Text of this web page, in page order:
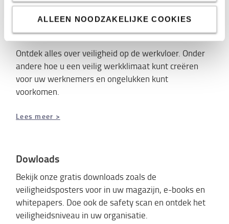
ALLEEN NOODZAKELIJKE COOKIES
Veiligheid op de werkvloer
Ontdek alles over veiligheid op de werkvloer. Onder
andere hoe u een veilig werkklimaat kunt creëren
voor uw werknemers en ongelukken kunt
voorkomen.
Lees meer >
Dowloads
Bekijk onze gratis downloads zoals de
veiligheidsposters voor in uw magazijn, e-books en
whitepapers. Doe ook de safety scan en ontdek het
veiligheidsniveau in uw organisatie.